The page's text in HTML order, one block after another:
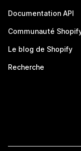
Documentation API
Communauté
Le blog de Shopify
Recherche